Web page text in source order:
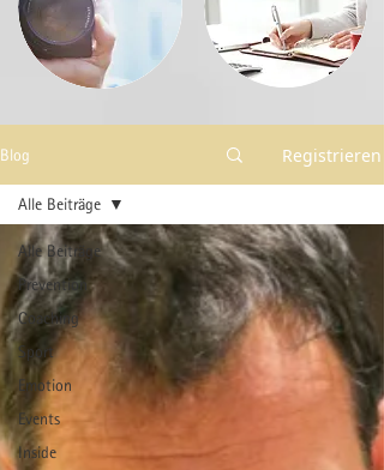
Blog Registrieren
Alle Beiträge
Prevention
Coaching
Sport
Emotion
Events
Inside
Alle Beiträge